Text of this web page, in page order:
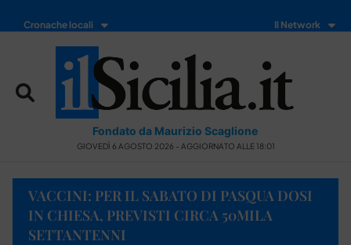
Cronache locali Il Network
Fondato da Maurizio Scaglione
GIOVEDÌ 6 AGOSTO 2026 - AGGIORNATO ALLE 18:01
VACCINI: PER IL SABATO DI PASQUA DOSI
IN CHIESA, PREVISTI CIRCA 50MILA
SETTANTENNI